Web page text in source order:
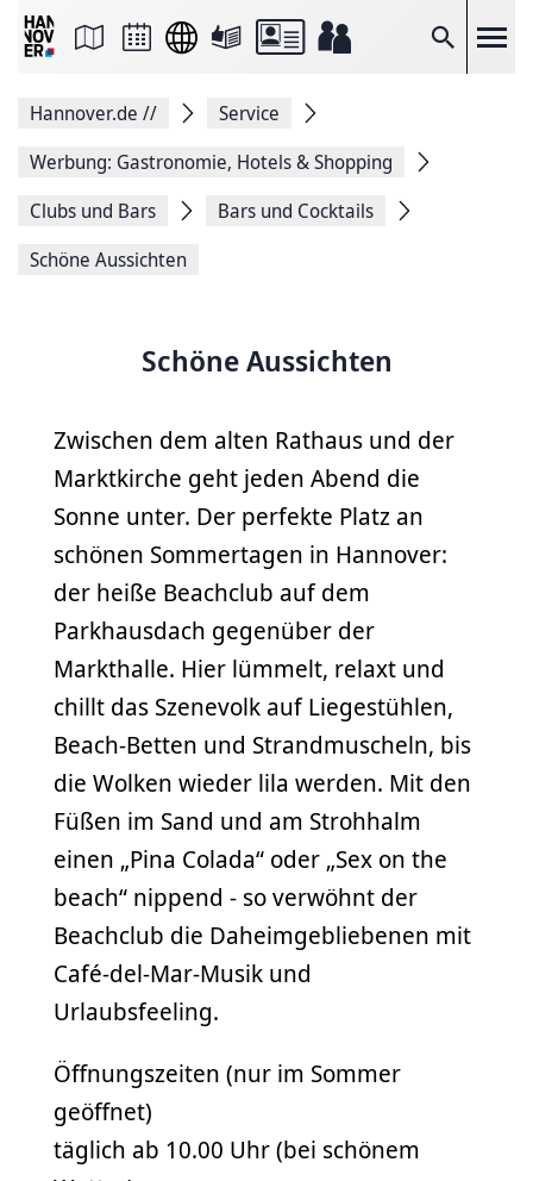
Suche
Seite
Facebook
teilen
Seitenlink
Seite
Hannover.de //
Service
Werbung: Gastronomie, Hotels & Shopping
Clubs und Bars
Bars und Cocktails
Schöne Aussichten
Schöne Aussichten
Zwischen dem alten Rathaus und der
Marktkirche geht jeden Abend die
Sonne unter. Der perfekte Platz an
schönen Sommertagen in Hannover:
der heiße Beachclub auf dem
Parkhausdach gegenüber der
Markthalle. Hier lümmelt, relaxt und
chillt das Szenevolk auf Liegestühlen,
Beach-Betten und Strandmuscheln, bis
die Wolken wieder lila werden. Mit den
Füßen im Sand und am Strohhalm
einen „Pina Colada“ oder „Sex on the
beach“ nippend - so verwöhnt der
Beachclub die Daheimgebliebenen mit
Café-del-Mar-Musik und
Urlaubsfeeling.
Öffnungszeiten (nur im Sommer
geöffnet)
täglich ab 10.00 Uhr (bei schönem